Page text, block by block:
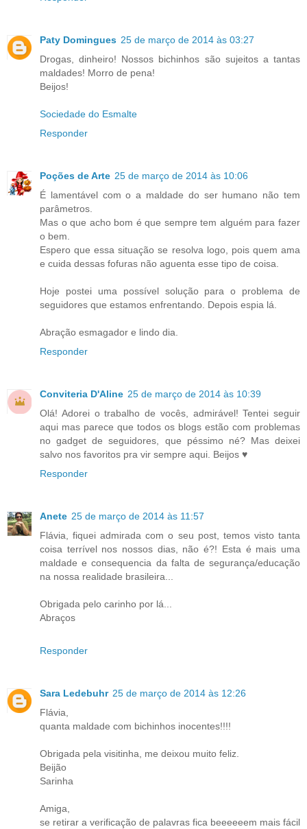
Paty Domingues 25 de março de 2014 às 03:27
Drogas, dinheiro! Nossos bichinhos são sujeitos a tantas
maldades! Morro de pena!
Beijos!
Sociedade do Esmalte
Responder
Poções de Arte 25 de março de 2014 às 10:06
É lamentável com o a maldade do ser humano não tem
parâmetros.
Mas o que acho bom é que sempre tem alguém para fazer
o bem.
Espero que essa situação se resolva logo, pois quem ama
e cuida dessas fofuras não aguenta esse tipo de coisa.
Hoje postei uma possível solução para o problema de
seguidores que estamos enfrentando. Depois espia lá.
Abração esmagador e lindo dia.
Responder
Conviteria D'Aline 25 de março de 2014 às 10:39
Olá! Adorei o trabalho de vocês, admirável! Tentei seguir
aqui mas parece que todos os blogs estão com problemas
no gadget de seguidores, que péssimo né? Mas deixei
salvo nos favoritos pra vir sempre aqui. Beijos ♥
Responder
Anete 25 de março de 2014 às 11:57
Flávia, fiquei admirada com o seu post, temos visto tanta
coisa terrível nos nossos dias, não é?! Esta é mais uma
maldade e consequencia da falta de segurança/educação
na nossa realidade brasileira...
Obrigada pelo carinho por lá...
Abraços
Responder
Sara Ledebuhr 25 de março de 2014 às 12:26
Flávia,
quanta maldade com bichinhos inocentes!!!!
Obrigada pela visitinha, me deixou muito feliz.
Beijão
Sarinha
Amiga,
se retirar a verificação de palavras fica beeeeeem mais fácil